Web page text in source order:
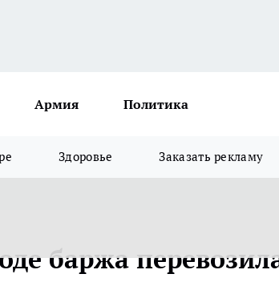
Армия Политика
Здоровье Заказать рекламу
баржа